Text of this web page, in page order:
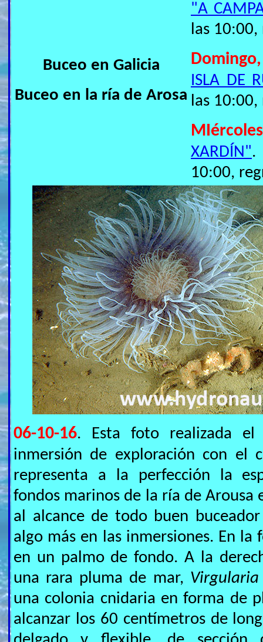
Buceo en Galicia
Buceo en la ría de Arosa
"A
las 10:00,
ISLA DE
las 10:00,
XARDÍN".
10:00,
06-10-16. Esta foto realizada el
inmersión de exploración con el
representa a la perfección la
fondos marinos de la ría de Arousa
al alcance de todo buen
algo más en las inmersiones. En la
en un palmo de fondo. A la
una rara pluma de mar,
una colonia cnidaria en forma de
alcanzar los 60 centímetros de